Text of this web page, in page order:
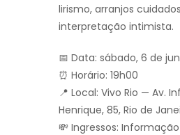
lirismo, arranjos
interpretação intimista.
📅 Data: sábado, 6 de
⏰ Horário: 19h00
📍 Local: Vivo Rio — Av.
Henrique, 85, Rio de
💸 Ingressos: